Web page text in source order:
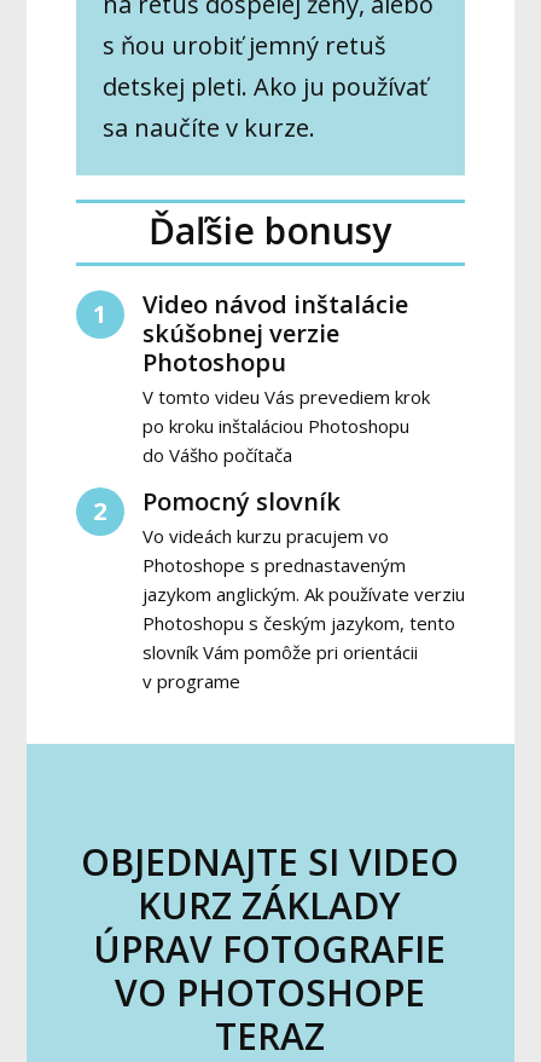
s ňou urobiť jemný retuš
detskej pleti. Ako ju používať
sa naučíte v kurze.
Ďaľšie bonusy
1
Video návod inštalácie
skúšobnej verzie
Photoshopu
V tomto videu Vás prevediem krok
po kroku inštaláciou Photoshopu
do Vášho počítača
2 Pomocný slovník
Vo videách kurzu pracujem vo
Photoshope s prednastaveným
jazykom anglickým. Ak používate verziu
Photoshopu s českým jazykom, tento
slovník Vám pomôže pri orientácii
v programe
OBJEDNAJTE SI VIDEO
KURZ ZÁKLADY
ÚPRAV FOTOGRAFIE
VO PHOTOSHOPE
TERAZ